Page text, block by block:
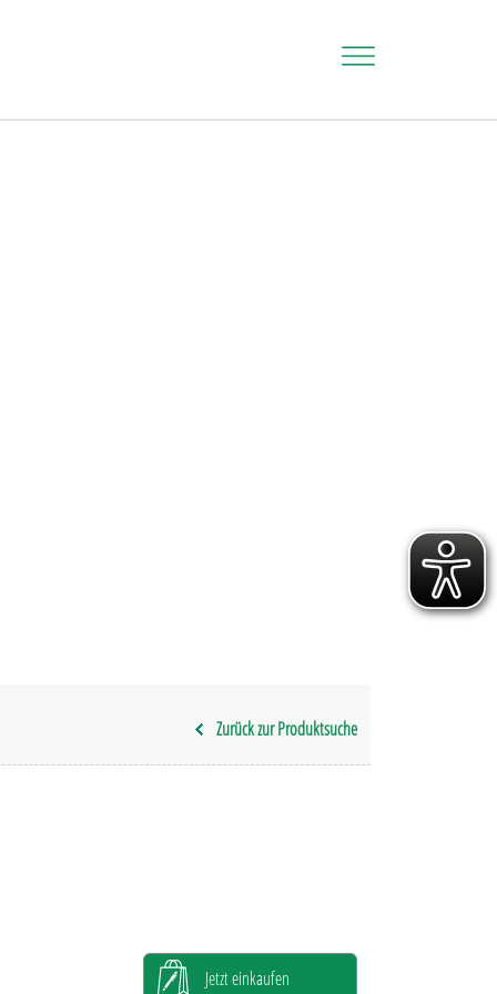
Zurück zur Produktsuche
Jetzt einkaufen